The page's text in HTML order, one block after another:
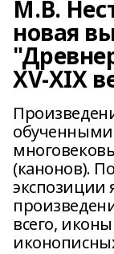
М.В.
новая
XV-XIX
обученными
(канонов).
экспозиции
всего,